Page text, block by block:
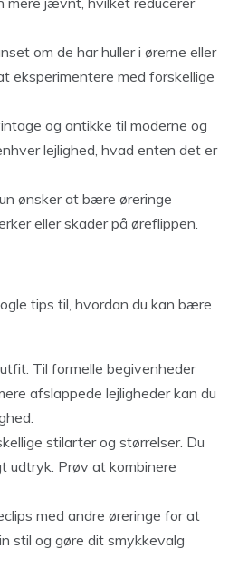
om de har huller i ørerne eller
eksperimentere med forskellige
og antikke til moderne og
lejlighed, hvad enten det er
ønsker at bære øreringe
eller skader på øreflippen.
tips til, hvordan du kan bære
Til formelle begivenheder
afslappede lejligheder kan du
stilarter og størrelser. Du
udtryk. Prøv at kombinere
med andre øreringe for at
stil og gøre dit smykkevalg